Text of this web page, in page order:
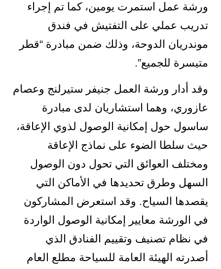
ورشة عمل استمرت يومين، كما تم إجراء
تدريب عملي على التفتيش في فندق
موندريان الدوحة، وذلك ضمن مبادرة “قطر
متيسرة للجميع”.
وقد أدار ورشة العمل جنيفر ستيرلنج وعصام
عازوري، وهما استشاريان لدى مبادرة
ساسول حول إمكانية الوصول لذوي الإعاقة،
حيث سلطا الضوء على نماذج الإعاقة
ومختلف العوائق التي تحول دون الوصول
السهل وطرق تحديدها في الأماكن التي
يقصدها السياح. وقد استعرض المشاركون
في الورشة معايير إمكانية الوصول الواردة
في نظام تصنيف وتقييم الفنادق الذي
أصدرته الهيئة العامة للسياحة مطلع العام